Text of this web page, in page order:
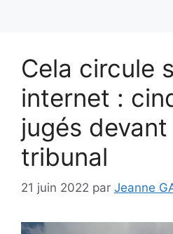
Cela circule
internet :
jugés devant
tribunal
21 juin 2022 par Jeanne